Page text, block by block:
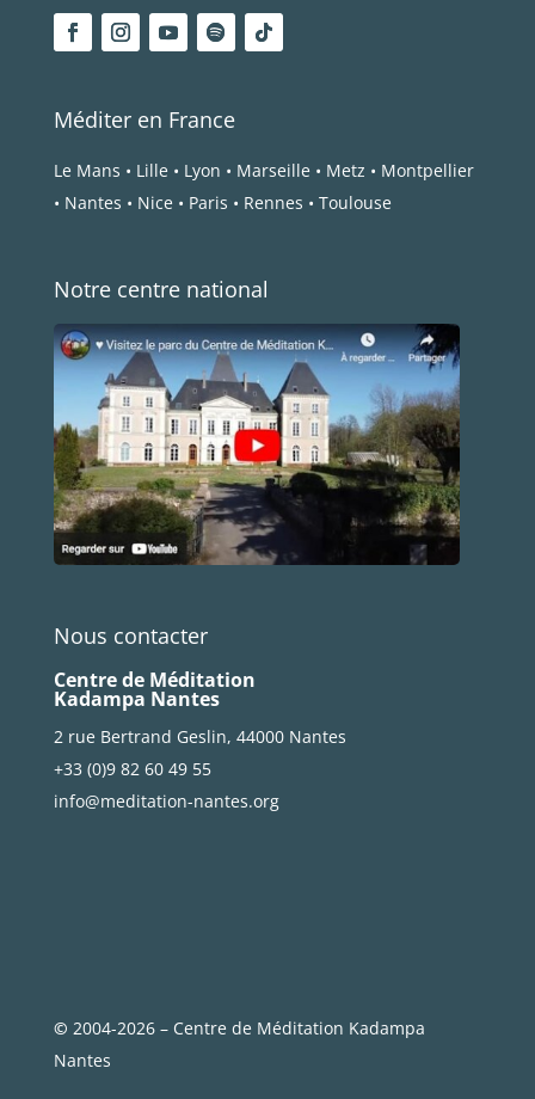
Méditer en France
Le Mans • Lille • Lyon • Marseille • Metz • Montpellier
• Nantes • Nice • Paris • Rennes • Toulouse
Notre centre national
Nous contacter
Centre de Méditation
Kadampa Nantes
2 rue Bertrand Geslin, 44000 Nantes
+33 (0)9 82 60 49 55
info@meditation-nantes.org
© 2004-2026 – Centre de Méditation Kadampa
Nantes